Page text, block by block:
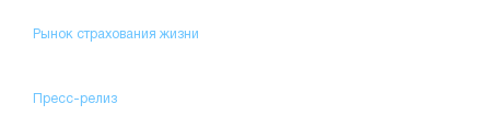
Рынок страхования жизни
Пресс-релиз